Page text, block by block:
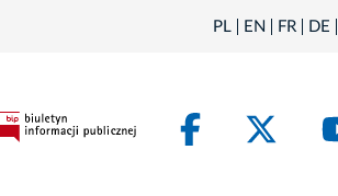
PL EN FR DE
Facebook